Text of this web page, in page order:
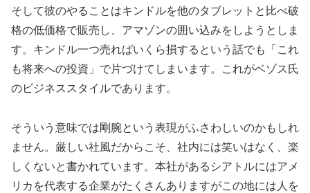
そして彼のやることはキンドルを他のタブレットと比べ破
格の低価格で販売し、アマゾンの囲い込みをしようとしま
す。キンドル一つ売ればいくら損するという話でも「これ
も将来への投資」で片づけてしまいます。これがベゾス氏
のビジネススタイルであります。
そういう意味では剛腕という表現がふさわしいのかもしれ
ません。厳しい社風だからこそ、社内には笑いはなく、楽
しくないと書かれています。本社があるシアトルにはアメ
リカを代表する企業がたくさんありますがこの地には人を